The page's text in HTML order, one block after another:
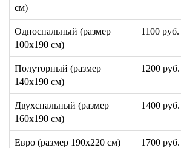
см)
Односпальный (размер
100х190 см)
1100 руб.
Полуторный (размер
140х190 см)
1200 руб.
Двухспальный (размер
160х190 см)
1400 руб.
Евро (размер 190х220 см) 1700 руб.